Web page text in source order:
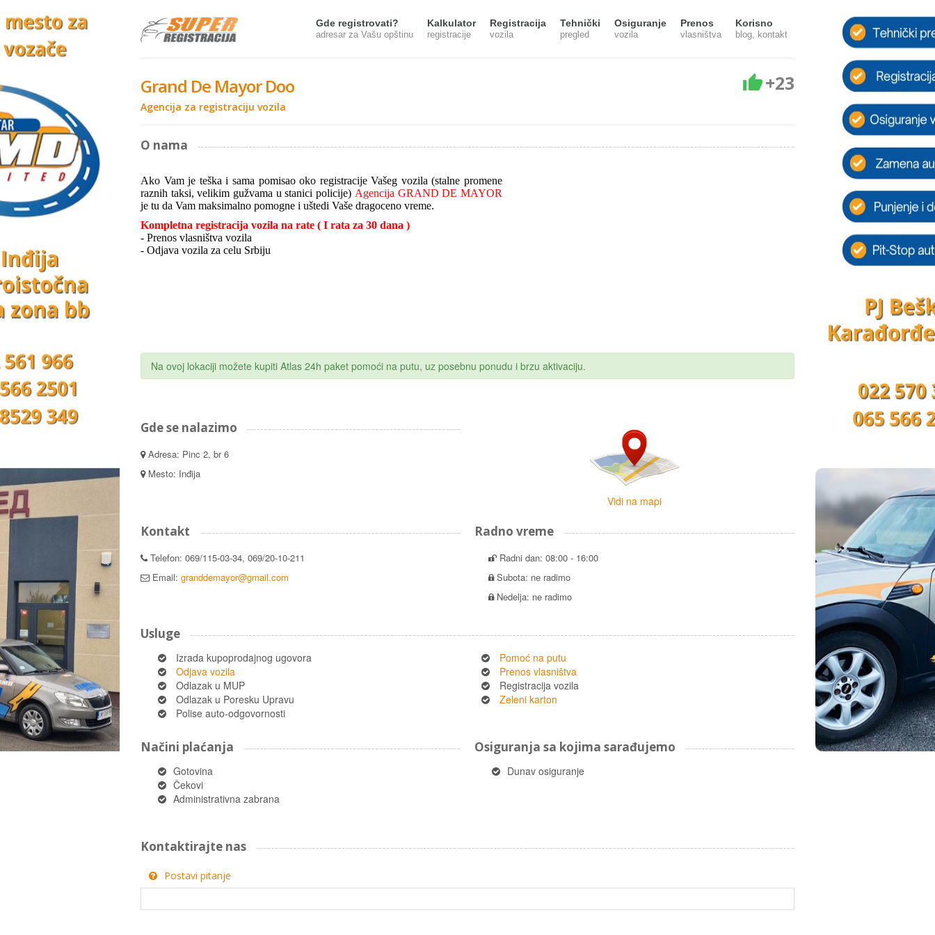
Gde registrovati?
adresar za Vašu opštinu
Kalkulator
registracije
Registracija
vozila
Tehnički
pregled
Osiguranje
vozila
Prenos
vlasništva
Korisno
blog, kontakt
Grand De Mayor Doo
Agencija za registraciju vozila
+23
O nama
Ako Vam je teška i sama pomisao oko registracije Vašeg vozila (stalne promene
raznih taksi, velikim gužvama u stanici policije) Agencija GRAND DE MAYOR
je tu da Vam maksimalno pomogne i uštedi Vaše dragoceno vreme.
Kompletna registracija vozila na rate ( I rata za 30 dana )
- Prenos vlasništva vozila
- Odjava vozila za celu Srbiju
Na ovoj lokaciji možete kupiti Atlas 24h paket pomoći na putu, uz posebnu ponudu i brzu aktivaciju.
Gde se nalazimo
Adresa: Pinc 2, br 6
Mesto: Inđija
Vidi na mapi
Kontakt
Telefon: 069/115-03-34, 069/20-10-211
Email: granddemayor@gmail.com
Radno vreme
Radni dan: 08:00 - 16:00
Subota: ne radimo
Nedelja: ne radimo
Usluge
Izrada kupoprodajnog ugovora
Odjava vozila
Odlazak u MUP
Odlazak u Poresku Upravu
Polise auto-odgovornosti
Pomoć na putu
Prenos vlasništva
Registracija vozila
Zeleni karton
Načini plaćanja
Gotovina
Čekovi
Administrativna zabrana
Osiguranja sa kojima sarađujemo
Dunav osiguranje
Kontaktirajte nas
Postavi pitanje